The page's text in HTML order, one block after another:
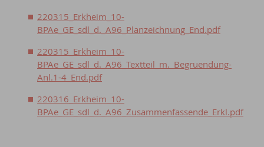
220315_Erkheim_10-
BPAe_GE_sdl_d._A96_Planzeichnung_End.pdf
220315_Erkheim_10-
BPAe_GE_sdl_d._A96_Textteil_m._Begruendung-
Anl.1-4_End.pdf
220316_Erkheim_10-
BPAe_GE_sdl_d._A96_Zusammenfassende_Erkl.pdf